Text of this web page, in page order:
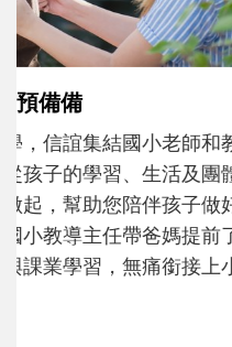
主、角色認同及解
正嘗試用不同的模